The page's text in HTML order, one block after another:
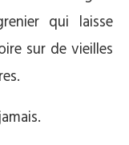
qui laisse
sur de vieilles